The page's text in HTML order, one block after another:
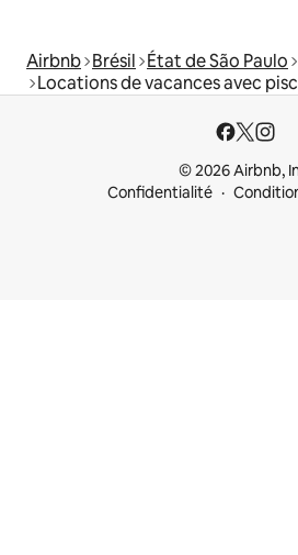
Airbnb Brésil État de São Paulo
Locations de vacances avec
© 2026 Airbnb,
Confidentialité